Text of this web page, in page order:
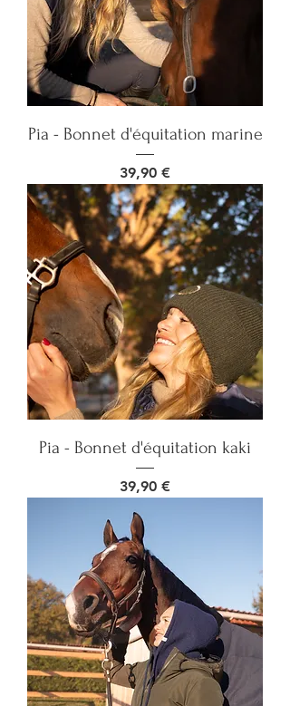
Pia - Bonnet d'équitation marine
Prix
39,90 €
Pia - Bonnet d'équitation kaki
Prix
39,90 €